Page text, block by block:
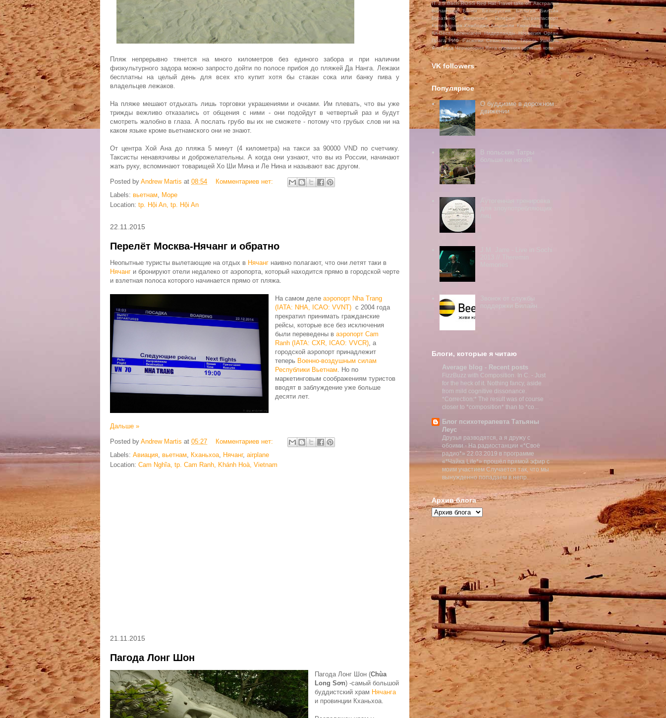
Пляж непрерывно тянется на много километров без единого забора и при наличии
физкультурного задора можно запросто дойти по полосе прибоя до пляжей Да Нанга. Лежаки
бесплатны на целый день для всех кто купит хотя бы стакан сока или банку пива у
владельцев лежаков.
На пляже мешают отдыхать лишь торговки украшениями и очками. Им плевать, что вы уже
трижды вежливо отказались от общения с ними - они подойдут в четвертый раз и будут
смотреть жалобно в глаза. А послать грубо вы их не сможете - потому что грубых слов ни на
каком языке кроме вьетнамского они не знают.
От центра Хой Ана до пляжа 5 минут (4 километра) на такси за 90000 VND по счетчику.
Таксисты ненавязчивы и доброжелательны. А когда они узнают, что вы из России, начинают
жать руку, вспоминают товарищей Хо Ши Мина и Ле Нина и называют вас другом.
Posted by Andrew Martis at 08:54
Комментариев нет:
Labels: вьетнам
Море
Location: tp. Hội An, tp. Hội An
22.11.2015
Перелёт Москва-Нячанг и обратно
Неопытные туристы вылетающие на отдых в Нячанг наивно полагают, что они летят таки в
Нячанг и бронируют отели недалеко от аэропорта, который находится прямо в городской черте
и взлетная полоса которого начинается прямо от пляжа.
На самом деле аэропорт Nha Trang
(IATA: NHA, ICAO: VVNT) с 2004 года
прекратил принимать гражданские
рейсы, которые все без исключения
были переведены в аэропорт Cam
Ranh (IATA: CXR, ICAO: VVCR) , а
городской аэропорт принадлежит
теперь Военно-воздушным силам
Республики Вьетнам . Но по
маркетинговым соображениям туристов
вводят в заблуждение уже больше
десяти лет.
Дальше »
Posted by Andrew Martis at 05:27
Комментариев нет:
Labels: Авиация вьетнам Кханьхоа Нячанг, airplane
Location: Cam Nghĩa, tp. Cam Ranh, Khánh Hoà, Vietnam
21.11.2015
Пагода Лонг Шон
Пагода Лонг Шон (Chùa
Long Sơn) -самый большой
буддистский храм Нячанга
и провинции Кханьхоа.
IT J.S.Bach ROSS Red Hat Travel take off Австралия
Балаклава
Банки Белоруссия Бельгия
Билайн
Буратино
Валлония Галерея
Загранпаспорт
Калифорния Камбоджа Кацивели Квинсленд Керчь
Ки-Вест Копенгаген Нидерланды Норвегия Орган
Прага РИФ Раскопки Севастополь Тироль Ушмаль
Флорида Черногория Ялта словакия соляные копи
VK followers
Популярное
О буддизме в дорожном
движении
В польские Татры
больше ни ногой!
J.M. Jarre - Live in Sochi
Звонок от службы
поддержки Билайн...
Блоги, которые я читаю
Average blog - Recent posts
FizzBuzz with Composition. In C. - Just
for the heck of it. Nothing fancy, aside
from mild cognitive dissonance.
*Correction:* The result was of course
closer to *composition* than to *co...
Блог психотерапевта Татьяны
Леус
Друзья разводятся, а я дружу с
обоими - На радиостанции «*Своё
радио*» 22.03.2019 в программе
«*Чайка Life*» прошёл прямой эфир с
моим участием Случается так, что мы
вынужденно попадаем в непр...
Архив блога